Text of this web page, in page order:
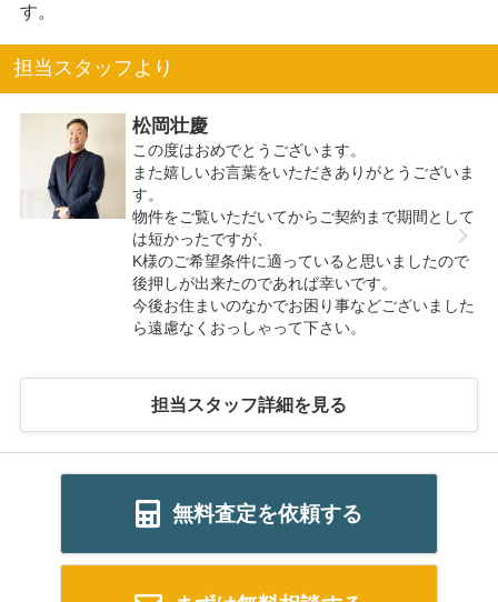
す。
担当スタッフより
松岡壮慶
この度はおめでとうございます。
また嬉しいお言葉をいただきありがとうございま
す。
物件をご覧いただいてからご契約まで期間として
は短かったですが、
K様のご希望条件に適っていると思いましたので
後押しが出来たのであれば幸いです。
今後お住まいのなかでお困り事などございました
ら遠慮なくおっしゃって下さい。
担当スタッフ詳細を見る
無料査定を依頼する